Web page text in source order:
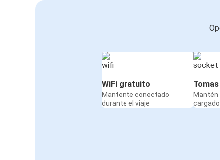
WiFi gratuito
Mantente conectado
durante el viaje